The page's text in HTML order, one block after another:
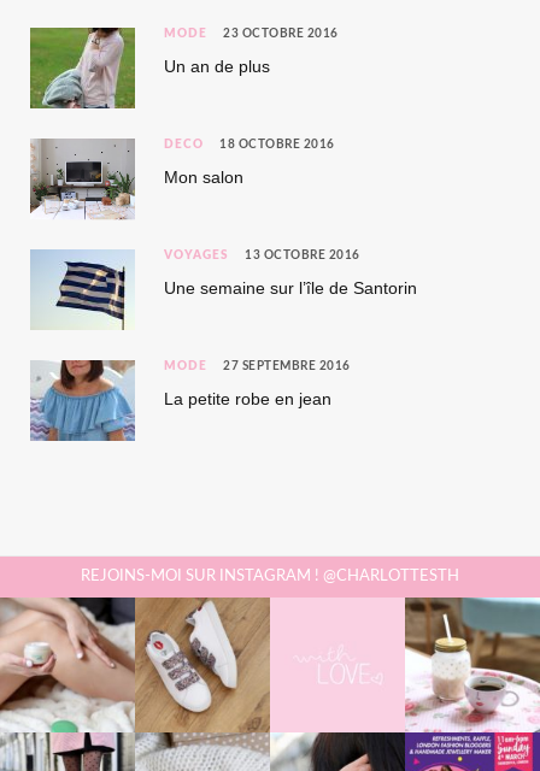
MODE 23 OCTOBRE 2016
Un an de plus
DÉCO 18 OCTOBRE 2016
Mon salon
VOYAGES 13 OCTOBRE 2016
Une semaine sur l’île de Santorin
MODE 27 SEPTEMBRE 2016
La petite robe en jean
REJOINS-MOI SUR INSTAGRAM ! @CHARLOTTESTH